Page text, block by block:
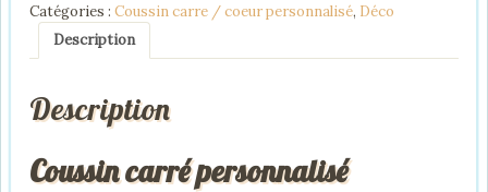
personnalisé
avec
photo
texte
Catégories : Coussin carre / coeur personnalisé, Déco
Description
Description
Coussin carré personnalisé